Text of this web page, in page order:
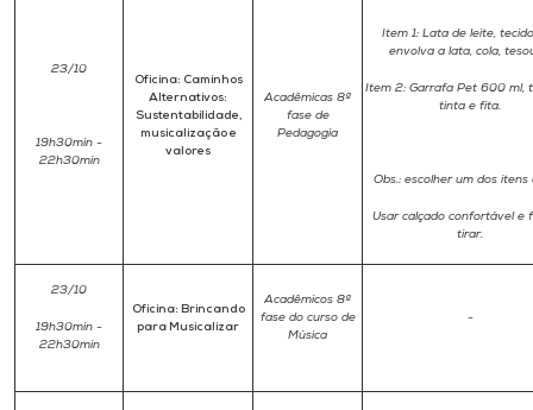
23/10
19h30min -
22h30min
Oficina: Caminhos
Alternativos:
Sustentabilidade,
musicalização e
valores
Acadêmicas 8ª
fase de
Pedagogia
Item 1: Lata de leite,
envolva a lata, cola,
Item 2: Garrafa Pet 600 ml,
tinta e fita.
Obs.: escolher um dos itens
Usar calçado confortável e
tirar.
23/10
19h30min -
22h30min
Oficina: Brincando
para Musicalizar
Acadêmicos 8ª
fase do curso de
Música
-